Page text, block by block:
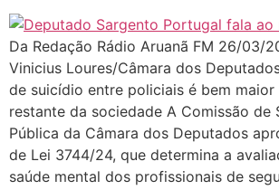
Da Redação Rádio Aruanã FM 26/03/
Vinicius Loures/Câmara dos
de suicídio entre policiais é bem maior
restante da sociedade A Comissão de
Pública da Câmara dos Deputados
de Lei 3744/24, que determina a
saúde mental dos profissionais de